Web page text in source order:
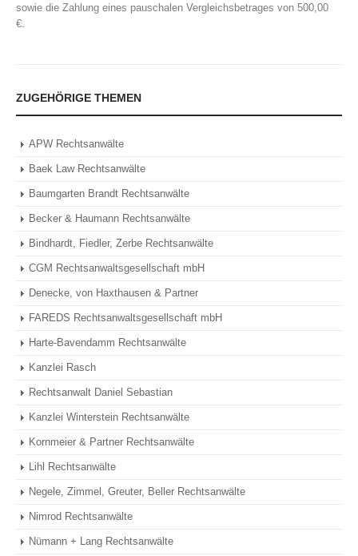
sowie die Zahlung eines pauschalen Vergleichsbetrages von 500,00
€.
ZUGEHÖRIGE THEMEN
APW Rechtsanwälte
Baek Law Rechtsanwälte
Baumgarten Brandt Rechtsanwälte
Becker & Haumann Rechtsanwälte
Bindhardt, Fiedler, Zerbe Rechtsanwälte
CGM Rechtsanwaltsgesellschaft mbH
Denecke, von Haxthausen & Partner
FAREDS Rechtsanwaltsgesellschaft mbH
Harte-Bavendamm Rechtsanwälte
Kanzlei Rasch
Rechtsanwalt Daniel Sebastian
Kanzlei Winterstein Rechtsanwälte
Kornmeier & Partner Rechtsanwälte
Lihl Rechtsanwälte
Negele, Zimmel, Greuter, Beller Rechtsanwälte
Nimrod Rechtsanwälte
Nümann + Lang Rechtsanwälte